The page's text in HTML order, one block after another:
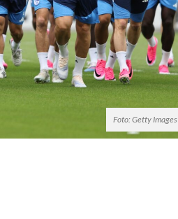
Foto: Getty Images